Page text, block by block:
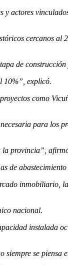
actores
cercanos
de construcción
10%”, explicó.
como
para los
la provincia”,
de
inmobiliario,
nacional.
instalada
se